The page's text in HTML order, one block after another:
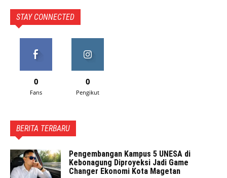
STAY CONNECTED
0
Fans
0
Pengikut
BERITA TERBARU
Pengembangan Kampus 5 UNESA di
Kebonagung Diproyeksi Jadi Game
Changer Ekonomi Kota Magetan